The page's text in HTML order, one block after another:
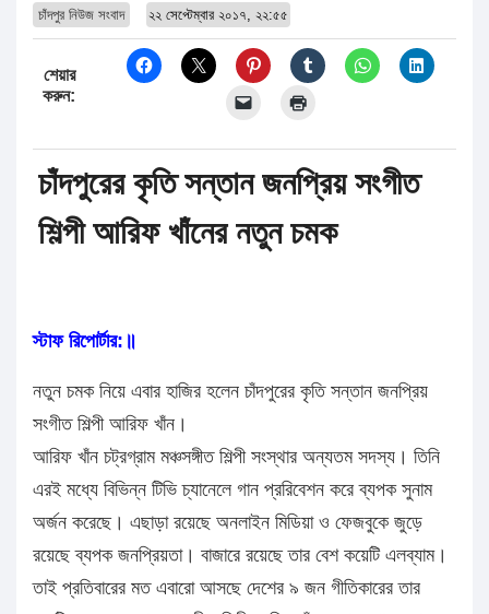
চাঁদপুর নিউজ সংবাদ ২২ সেপ্টেম্বার ২০১৭, ২২:৫৫
শেয়ার
করুন:
চাঁদপুরের কৃতি সন্তান জনপ্রিয় সংগীত
শিল্পী আরিফ খাঁনের নতুন চমক
স্টাফ রিপোর্টার:॥
নতুন চমক নিয়ে এবার হাজির হলেন চাঁদপুরের কৃতি সন্তান জনপ্রিয়
সংগীত শিল্পী আরিফ খাঁন।
আরিফ খাঁন চট্রগ্রাম মঞ্চসঙ্গীত শিল্পী সংস্থার অন্যতম সদস্য। তিনি
এরই মধ্যে বিভিন্ন টিভি চ্যানেলে গান প্ররিবেশন করে ব্যপক সুনাম
অর্জন করেছে। এছাড়া রয়েছে অনলাইন মিডিয়া ও ফেজবুকে জুড়ে
রয়েছে ব্যপক জনপ্রিয়তা। বাজারে রয়েছে তার বেশ কয়েটি এলব্যাম।
তাই প্রতিবারের মত এবারো আসছে দেশের ৯ জন গীতিকারের তার